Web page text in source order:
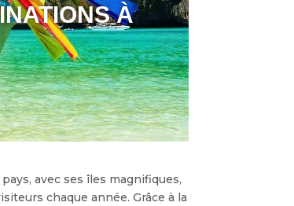
À
avec ses îles magnifiques,
chaque année. Grâce à la